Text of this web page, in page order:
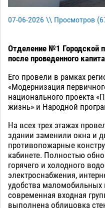
07-06-2026 \\ Просмотров (
Отделение №1 Городской
после проведенного
Его провели в рамках
«Модернизация
национального проекта
жизнь» и Народной
На всех трех этажах
здании заменили окна и
противопожарные
кабинете. Полностью
горячего и холодного
электроснабжения,
удобства маломобильных
современная входная
выполнена облицовка